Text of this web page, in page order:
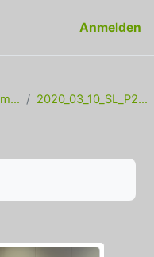
Anmelden
Allgemeines 2020_03_10_SL_P2_Turmbau